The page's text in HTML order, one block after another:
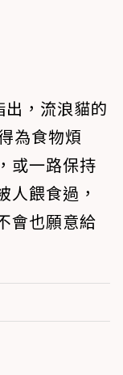
出，流浪貓的
為食物煩
或一路保持
人餵食過，
會也願意給